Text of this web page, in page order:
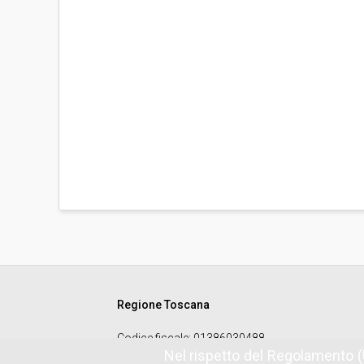
Regione Toscana
Codice fiscale: 01386030488
Nel rispetto del Regolamento